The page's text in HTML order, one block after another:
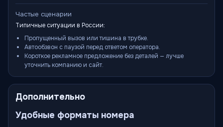
Частые сценарии
Типичные ситуации в России:
Пропущенный вызов или тишина в трубке.
Автообзвон с паузой перед ответом оператора.
Короткое рекламное предложение без деталей — лучше
уточнить компанию и сайт.
Дополнительно
Удобные форматы номера